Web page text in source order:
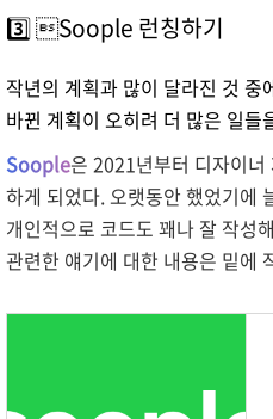
3️⃣ Soople 런칭하기
작년의 계획과 많이 달라진 것
바뀐 계획이 오히려 더 많은 일들
Soople은 2021년부터 디자이너
하게 되었다. 오랫동안 했었기에
개인적으로 코드도 꽤나 잘 작성
관련한 얘기에 대한 내용은 밑에